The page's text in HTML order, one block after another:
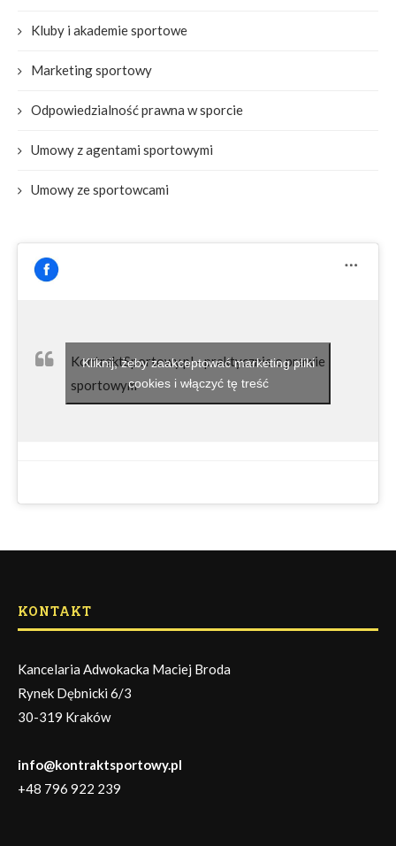
Kluby i akademie sportowe
Marketing sportowy
Odpowiedzialność prawna w sporcie
Umowy z agentami sportowymi
Umowy ze sportowcami
KontraktSportowy.pl - praktycznie o prawie
sportowym
Kliknij, żeby zaakceptować marketing pliki
cookies i włączyć tę treść
KONTAKT
Kancelaria Adwokacka Maciej Broda
Rynek Dębnicki 6/3
30-319 Kraków
info@kontraktsportowy.pl
+48 796 922 239